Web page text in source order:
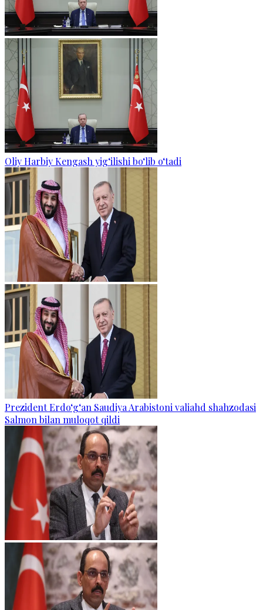
Oliy Harbiy Kengash yig‘ilishi bo‘lib o‘tadi
Prezident Erdo‘g‘an Saudiya Arabistoni valiahd shahzodasi
Salmon bilan muloqot qildi